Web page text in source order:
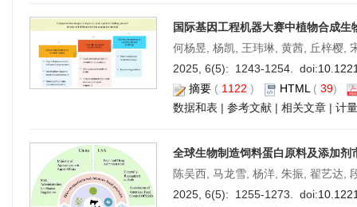
国际基因工程机器大赛中植物合成生
何杨昱, 杨凯, 王玮琳, 黄茜, 丘梓樱,
2025, 6(5): 1243-1254. doi:
摘要 ( 1122 ) HTML( 39)
数据和表 | 参考文献 | 相关文章 | 计
全球生物制造饲料蛋白原料及添加剂
陈吴西, 马龙雪, 杨洋, 朱振, 翟艺达,
2025, 6(5): 1255-1273. doi: